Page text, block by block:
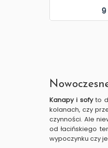
9
Kanapy i sofyto
kolanach, czy
czynności. Ale
od łacińskiego
wypoczynku czy